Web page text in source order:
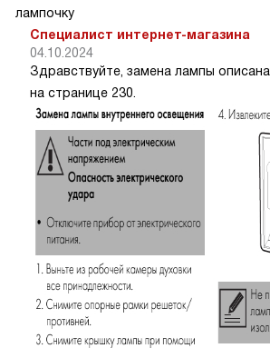
лампочку
Специалист интернет-магазина
04.10.2024
Здравствуйте, замена лампы
на странице 230.